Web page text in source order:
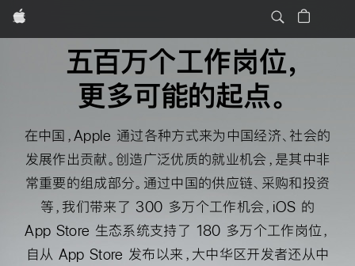
Apple
五百万个工作岗位，
更多可能的起点。
在中国，Apple 通过各种方式来为中国经济、社会的
发展作出贡献。创造广泛优质的就业机会，是其中非
常重要的组成部分。通过中国的供应链、采购和投资
等，我们带来了 300 多万个工作机会，iOS 的
App Store 生态系统支持了 180 多万个工作岗位，
自从 App Store 发布以来，大中华区开发者还从中